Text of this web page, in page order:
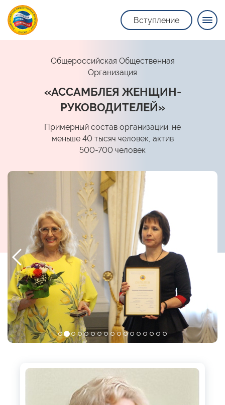
Вступление
Общероссийская Общественная
Организация
«АССАМБЛЕЯ ЖЕНЩИН-
РУКОВОДИТЕЛЕЙ»
Примерный состав организации: не
меньше 40 тысяч человек, актив
500-700 человек